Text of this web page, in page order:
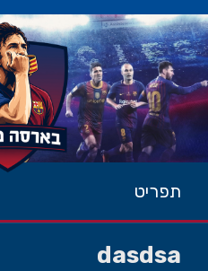
תפריט
dasdsa